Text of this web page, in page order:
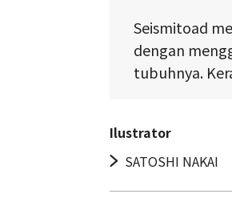
Seismitoad
dengan
tubuhnya.
Ilustrator
SATOSHI NAKAI